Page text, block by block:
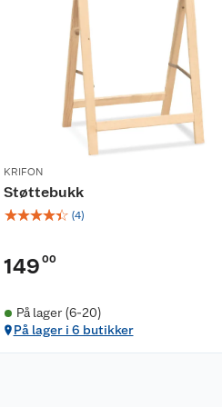
KRIFON
Støttebukk
☆☆☆☆☆ (4)
149 00
På lager (6-20)
På lager i 6 butikker